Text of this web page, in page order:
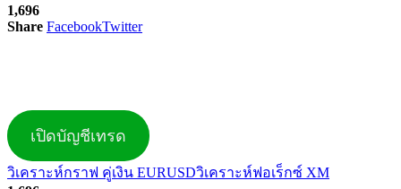
1,696
Share FacebookTwitter
เปิดบัญชีเทรด
วิเคราะห์กราฟ คู่เงิน EURUSDวิเคราะห์ฟอเร็กซ์ XM